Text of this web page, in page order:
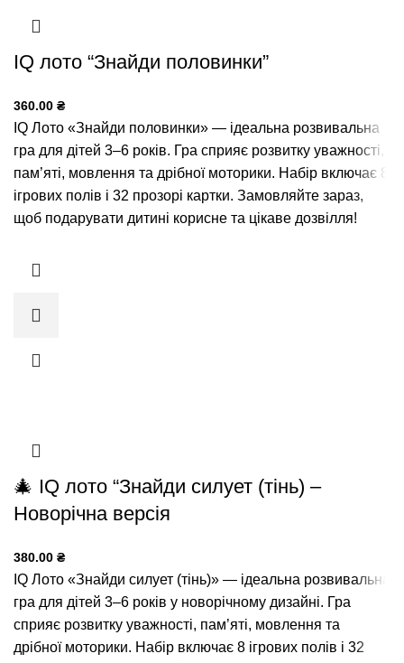
IQ лото “Знайди половинки”
360.00 ₴
IQ Лото «Знайди половинки» — ідеальна розвивальна
гра для дітей 3–6 років. Гра сприяє розвитку уважності,
пам’яті, мовлення та дрібної моторики. Набір включає 8
ігрових полів і 32 прозорі картки. Замовляйте зараз,
щоб подарувати дитині корисне та цікаве дозвілля!
🎄 IQ лото “Знайди силует (тінь) –
Новорічна версія
380.00 ₴
IQ Лото «Знайди силует (тінь)» — ідеальна розвивальна
гра для дітей 3–6 років у новорічному дизайні. Гра
сприяє розвитку уважності, пам’яті, мовлення та
дрібної моторики. Набір включає 8 ігрових полів і 32